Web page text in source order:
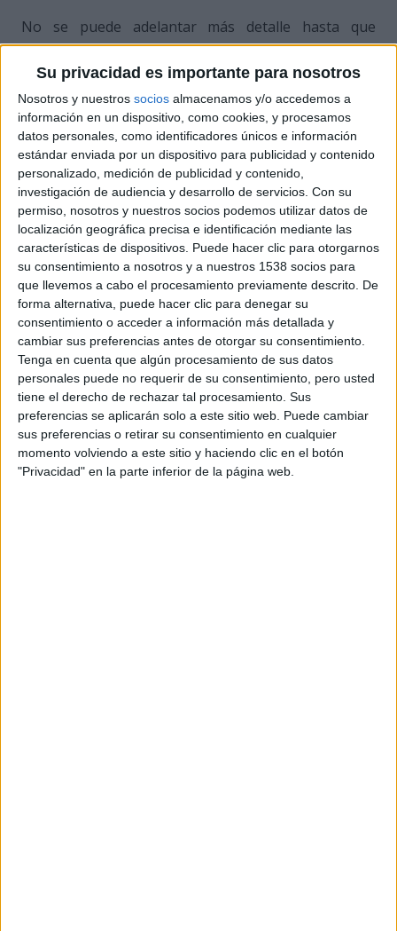
Su privacidad es importante para nosotros
Nosotros y nuestros socios almacenamos y/o accedemos a
información en un dispositivo, como cookies, y procesamos
datos personales, como identificadores únicos e información
estándar enviada por un dispositivo para publicidad y contenido
personalizado, medición de publicidad y contenido,
investigación de audiencia y desarrollo de servicios. Con su
permiso, nosotros y nuestros socios podemos utilizar datos de
localización geográfica precisa e identificación mediante las
características de dispositivos. Puede hacer clic para otorgarnos
su consentimiento a nosotros y a nuestros 1538 socios para
que llevemos a cabo el procesamiento previamente descrito. De
forma alternativa, puede hacer clic para denegar su
consentimiento o acceder a información más detallada y
cambiar sus preferencias antes de otorgar su consentimiento.
Tenga en cuenta que algún procesamiento de sus datos
personales puede no requerir de su consentimiento, pero usted
tiene el derecho de rechazar tal procesamiento. Sus
preferencias se aplicarán solo a este sitio web. Puede cambiar
sus preferencias o retirar su consentimiento en cualquier
momento volviendo a este sitio y haciendo clic en el botón
"Privacidad" en la parte inferior de la página web.
No se puede adelantar más detalle has­ta que
nuestra fuerza de venta este co­mercializándolo,
porque si no tendría­mos que ir a por vosotros …